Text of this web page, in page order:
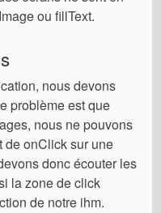
ou fillText.
nous devons
problème est que
nous ne pouvons
de onClick sur une
donc écouter les
la zone de click
de notre ihm.